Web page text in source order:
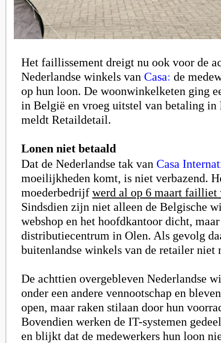
Het faillissement dreigt nu ook voor de
Nederlandse winkels van Casa: de
op hun loon. De woonwinkelketen ging
in België en vroeg uitstel van betaling
meldt Retaildetail.
Lonen niet betaald
Dat de Nederlandse tak van Casa
moeilijkheden komt, is niet verbazend.
moederbedrijf werd al op 6 maart failliet
Sindsdien zijn niet alleen de Belgische
webshop en het hoofdkantoor dicht,
distributiecentrum in Olen. Als gevolg
buitenlandse winkels van de retailer niet
De achttien overgebleven Nederlandse
onder een andere vennootschap en
open, maar raken stilaan door hun
Bovendien werken de IT-systemen
en blijkt dat de medewerkers hun loon